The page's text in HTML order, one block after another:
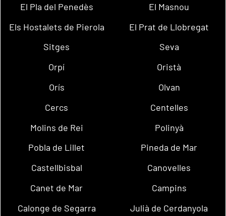
El Pla del Penedès
El Masnou
Els Hostalets de Pierola
El Prat de Llobregat
Sitges
Seva
Orpí
Oristà
Orís
Olvan
Cercs
Centelles
Molins de Rei
Polinyà
Pobla de Lillet
Pineda de Mar
Castellbisbal
Canovelles
Canet de Mar
Campins
Calonge de Segarra
Julià de Cerdanyola